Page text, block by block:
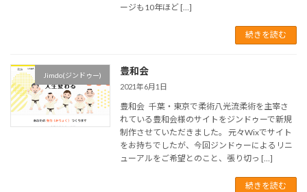
ージも10年ほど […]
続きを読む
Jimdo(ジンドゥー) 豊和会
2021年6月1日
豊和会 千葉・東京で柔術八光流柔術を主宰さ
れている豊和会様のサイトをジンドゥーで新規
制作させていただきました。 元々Wixでサイト
をお持ちでしたが、今回ジンドゥーによるリニ
ューアルをご希望とのこと、張り切っ […]
続きを読む